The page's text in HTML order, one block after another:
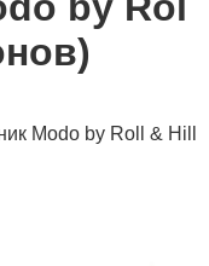
Modo by Roll & Hill